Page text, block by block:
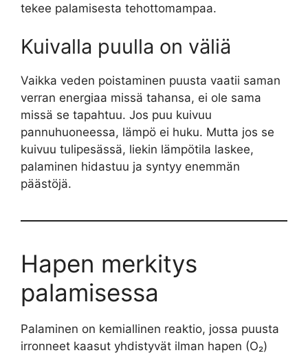
tekee palamisesta tehottomampaa.
Kuivalla puulla on väliä
Vaikka veden poistaminen puusta vaatii saman
verran energiaa missä tahansa, ei ole sama
missä se tapahtuu. Jos puu kuivuu
pannuhuoneessa, lämpö ei huku. Mutta jos se
kuivuu tulipesässä, liekin lämpötila laskee,
palaminen hidastuu ja syntyy enemmän
päästöjä.
Hapen merkitys
palamisessa
Palaminen on kemiallinen reaktio, jossa puusta
irronneet kaasut yhdistyvät ilman hapen (O₂)